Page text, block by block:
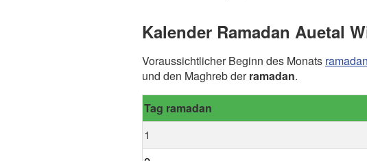
Kalender Ramadan Auetal
Voraussichtlicher Beginn des Monats
und den Maghreb derramadan.
Tag ramadan
1